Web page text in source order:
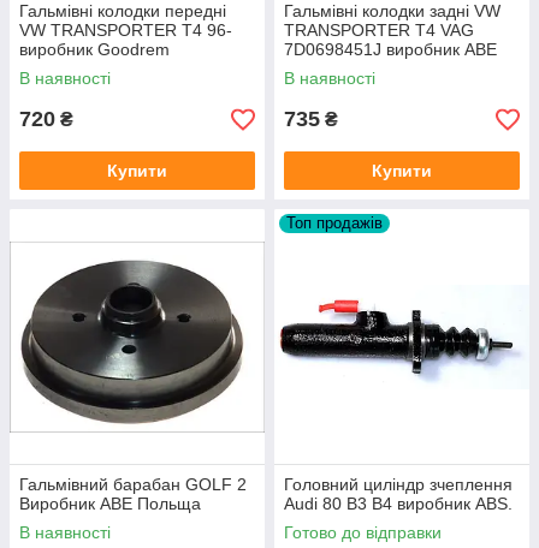
Гальмівні колодки передні
VW TRANSPORTER T4 96-
виробник Goodrem
В наявності
720 ₴
Купити
Гальмівні колодки задні VW
TRANSPORTER T4 VAG
7D0698451J виробник ABE
Польща
В наявності
735 ₴
Купити
Гальмівний барабан GOLF 2
Виробник ABE Польща
В наявності
Топ продажів
Головний циліндр зчеплення
Audi 80 B3 B4 виробник ABS.
Готово до відправки